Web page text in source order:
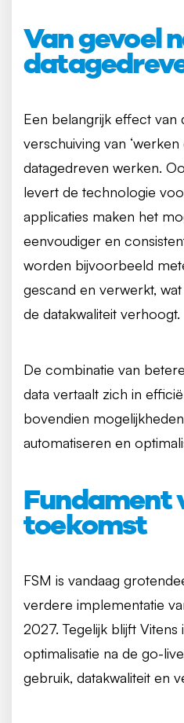
Van gevoel
Een belangrijk effect van
verschuiving van
datagedreven werken.
levert de technologie
applicaties maken het
eenvoudiger en
worden bijvoorbeeld
gescand en verwerkt,
de datakwaliteit verhoogt.
De combinatie van
data vertaalt zich in
bovendien
automatiseren en
Fundament
toekomst
FSM is vandaag
verdere implementatie
2027. Tegelijk blijft Vitens
optimalisatie na de go-
gebruik, datakwaliteit en